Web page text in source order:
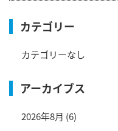
カテゴリー
カテゴリーなし
アーカイブス
2026年8月 (6)